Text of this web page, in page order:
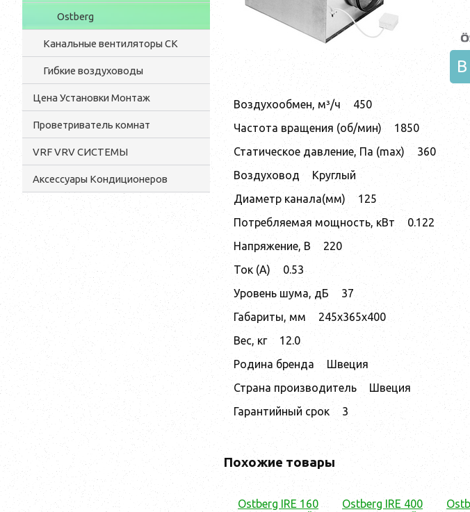
Ostberg
Канальные вентиляторы CK
Гибкие воздуховоды
Цена Установки Монтаж
Проветриватель комнат
VRF VRV СИСТЕМЫ
Аксессуары Кондиционеров
Воздухообмен, м³/ч
450
Частота вращения (об/мин)
1850
Статическое давление, Па (max)
360
Воздуховод
Круглый
Диаметр канала(мм)
125
Потребляемая мощность, кВт
0.122
Напряжение, В
220
Ток (А)
0.53
Уровень шума, дБ
37
Габариты, мм
245x365x400
Вес, кг
12.0
Родина бренда
Швеция
Страна производитель
Швеция
Гарантийный срок
3
Похожие товары
Ostberg IRE 160
Ostberg IRE 400